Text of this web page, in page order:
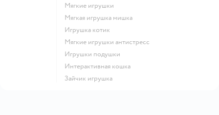
Мягкие игрушки
Мягкая игрушка мишка
Игрушка котик
Мягкие игрушки антистресс
Игрушки подушки
Интерактивная кошка
Зайчик игрушка